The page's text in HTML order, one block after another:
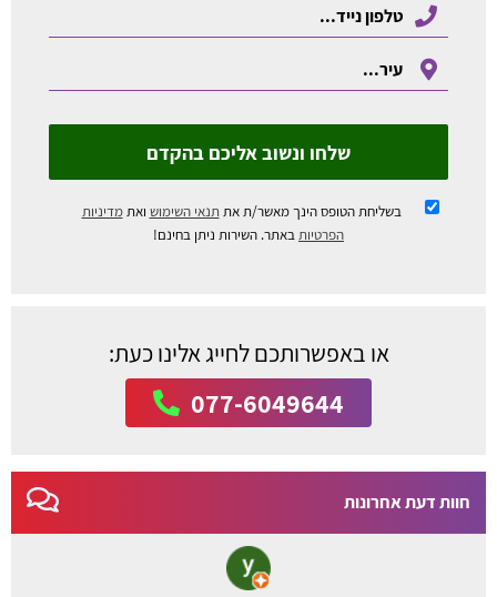
שלחו ונשוב אליכם בהקדם
בשליחת הטופס הינך מאשר/ת את תנאי השימוש ואתמדיניות
הפרטיותבאתר. השירות ניתן בחינם!
או באפשרותכם לחייג אלינו כעת:
077-6049644
חוות דעת אחרונות